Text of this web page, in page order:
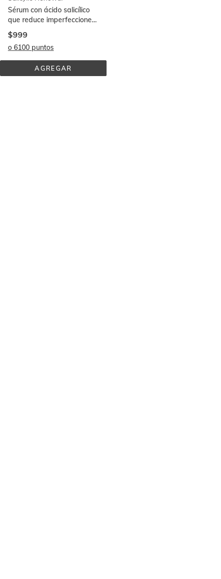
Sérum con ácido salicílico
que reduce imperfecciones
y arrugas en 2 semanas¹
$999
o 6100 puntos
AGREGARSALICYLIC